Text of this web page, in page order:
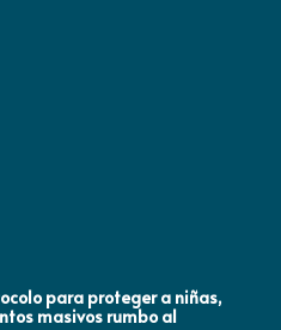
para proteger a niñas,
masivos rumbo al